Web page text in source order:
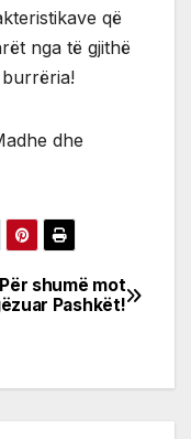
që
nga të gjithë
dhe
Për shumë mot
Pashkët!